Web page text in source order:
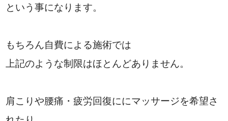
という事になります。
もちろん自費による施術では
上記のような制限はほとんどありません。
肩こりや腰痛・疲労回復ににマッサージを希望さ